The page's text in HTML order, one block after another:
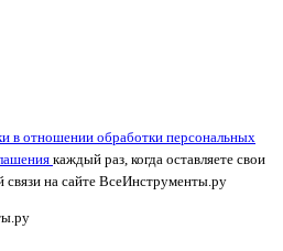
в отношении обработки персональных
каждый раз, когда оставляете свои
на сайте ВсеИнструменты.ру